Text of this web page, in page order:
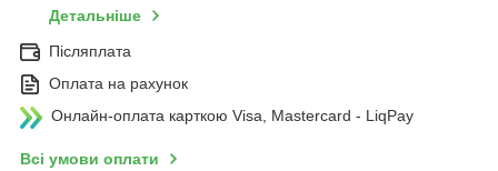
Детальніше
Післяплата
Оплата на рахунок
Онлайн-оплата карткою Visa, Mastercard - LiqPay
Всі умови оплати